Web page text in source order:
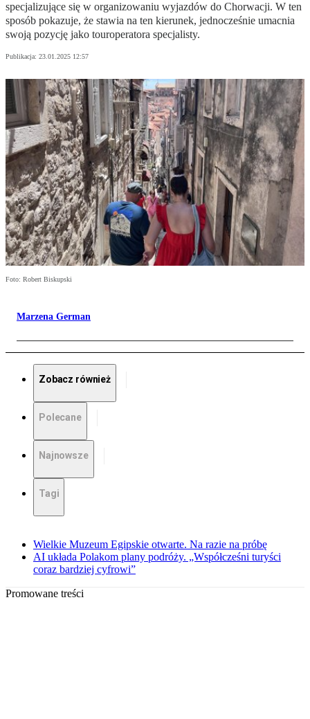
specjalizujące się w organizowaniu wyjazdów do Chorwacji. W ten
sposób pokazuje, że stawia na ten kierunek, jednocześnie umacnia
swoją pozycję jako touroperatora specjalisty.
Publikacja: 23.01.2025 12:57
Foto: Robert Biskupski
Marzena German
Zobacz również
Polecane
Najnowsze
Tagi
Wielkie Muzeum Egipskie otwarte. Na razie na próbę
AI układa Polakom plany podróży. „Współcześni turyści
coraz bardziej cyfrowi”
Promowane treści